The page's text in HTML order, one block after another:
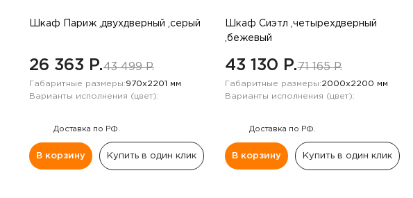
Шкаф Париж ,двухдверный ,серый
26 363 P.43 499 P.
Габаритные размеры:970х2201 мм
Варианты исполнения (цвет):
Доставка по РФ.
В корзину Купить в один клик
Шкаф Сиэтл ,четырехдверный
,бежевый
43 130 P.71 165 P.
Габаритные размеры:2000х2200 мм
Варианты исполнения (цвет):
Доставка по РФ.
В корзину Купить в один клик